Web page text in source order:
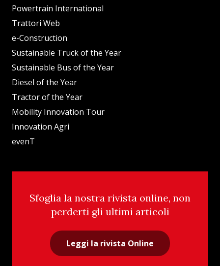
Powertrain International
Trattori Web
e-Construction
Sustainable Truck of the Year
Sustainable Bus of the Year
Diesel of the Year
Tractor of the Year
Mobility Innovation Tour
Innovation Agri
evenT
Sfoglia la nostra rivista online, non
perderti gli ultimi articoli
Leggi la rivista Online